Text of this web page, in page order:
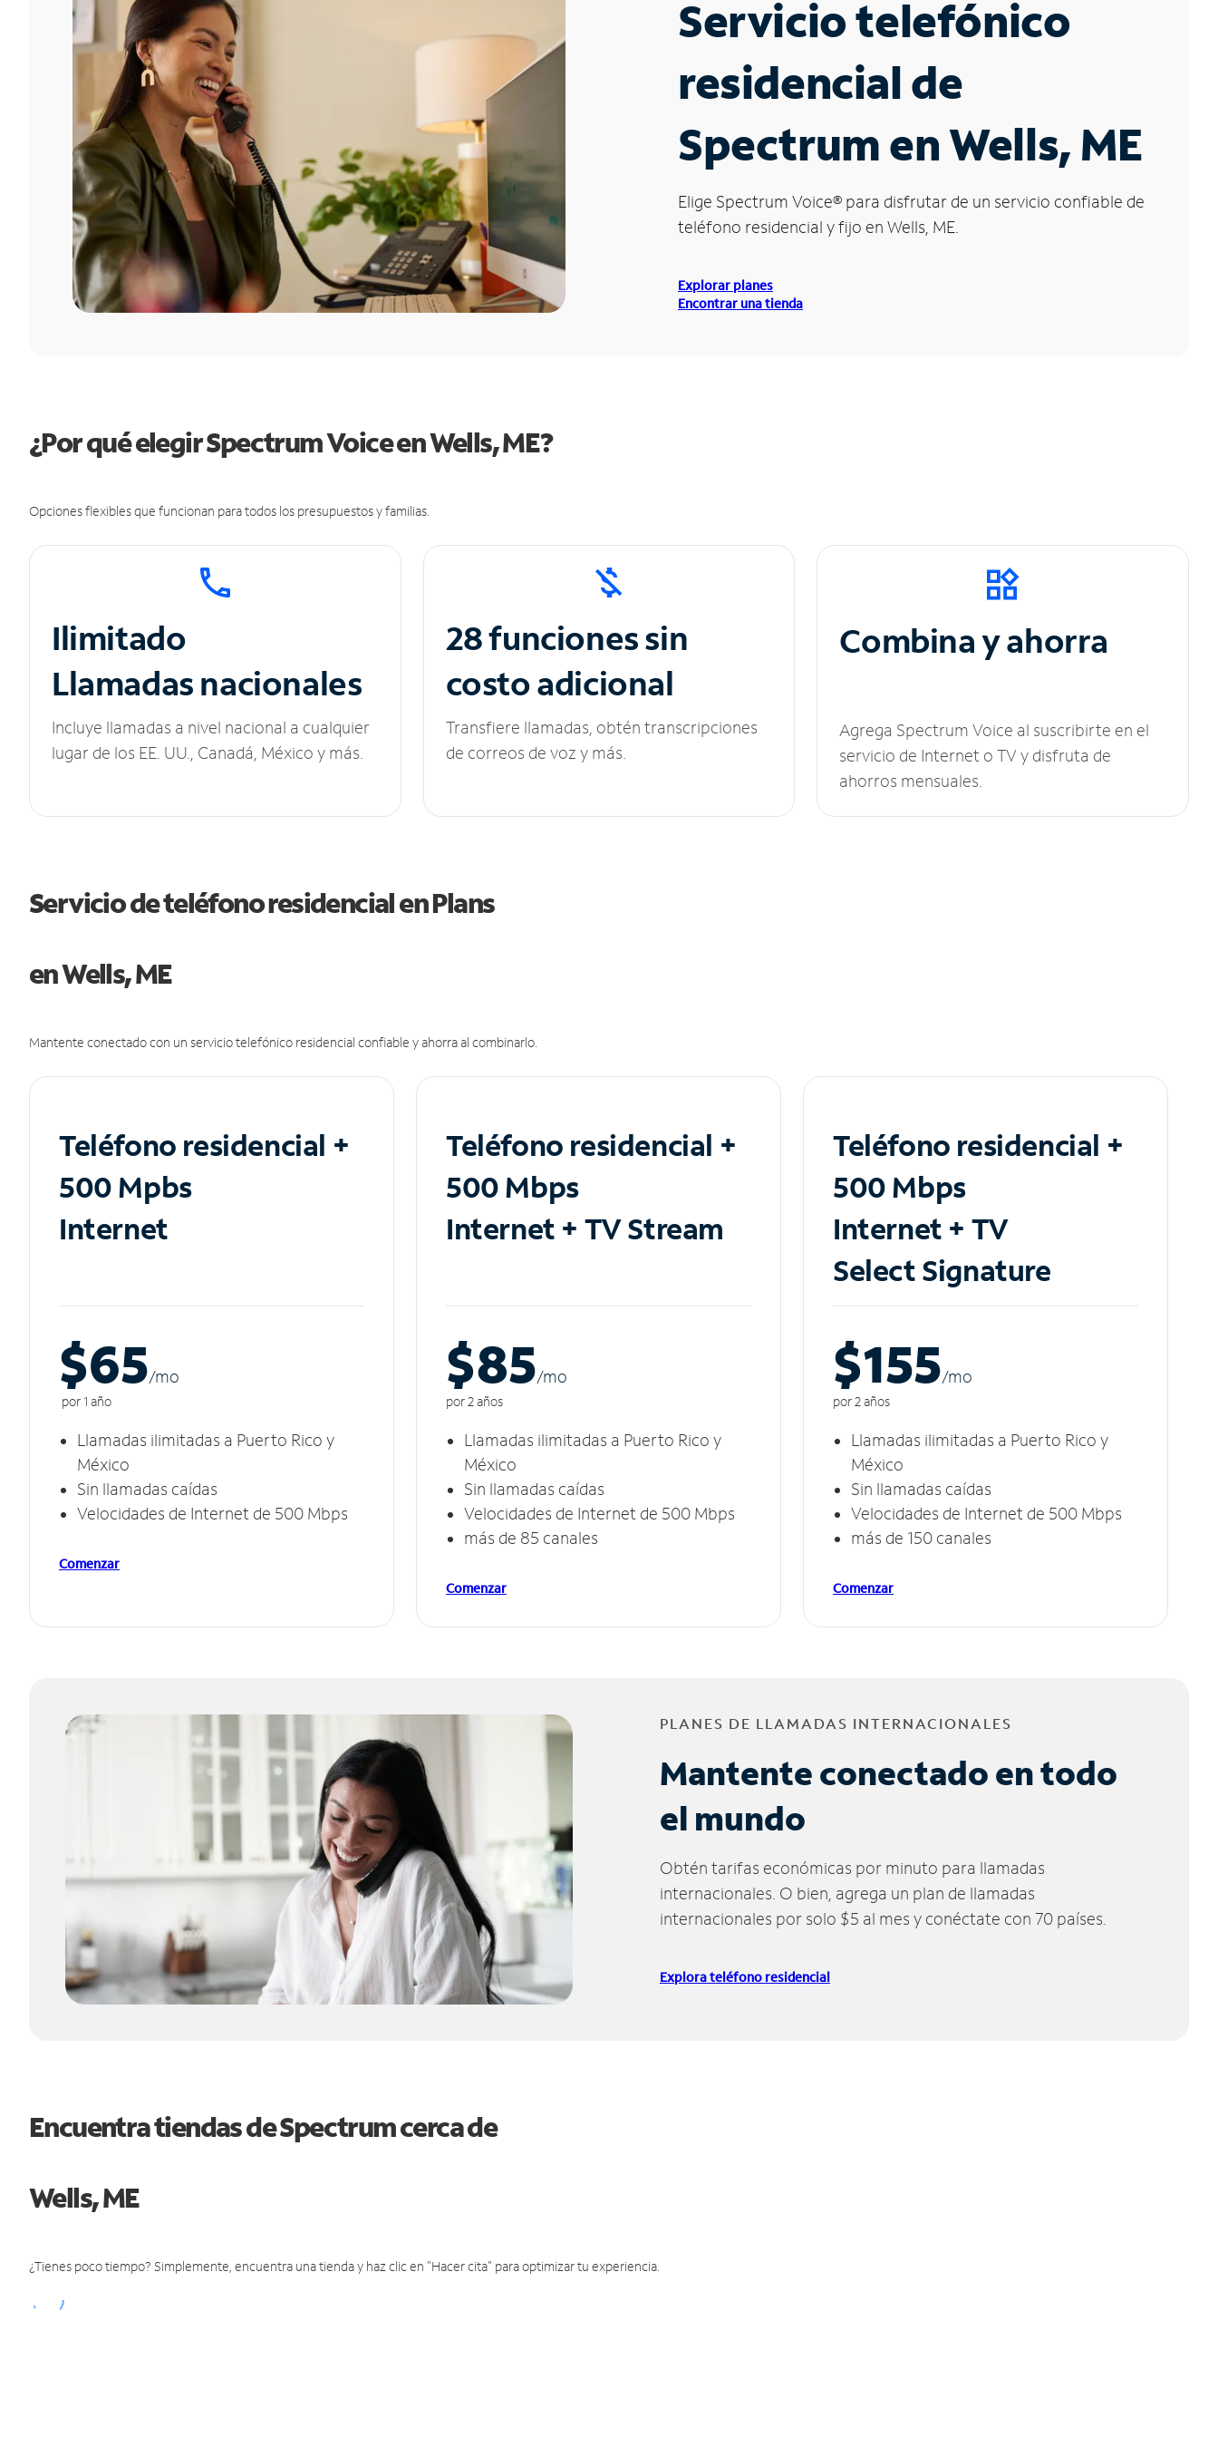
Servicio telefónico
residencial de
Spectrum en Wells, ME
Elige Spectrum Voice® para disfrutar de un servicio confiable de
teléfono residencial y fijo en Wells, ME.
Explorar planes
Encontrar una tienda
¿Por qué elegir Spectrum Voice en Wells, ME?
Opciones flexibles que funcionan para todos los presupuestos y familias.
Ilimitado
Llamadas nacionales
Incluye llamadas a nivel nacional a cualquier
lugar de los EE. UU., Canadá, México y más.
28 funciones sin
costo adicional
Transfiere llamadas, obtén transcripciones
de correos de voz y más.
Combina y ahorra
Agrega Spectrum Voice al suscribirte en el
servicio de Internet o TV y disfruta de
ahorros mensuales.
Servicio de teléfono residencial en Plans
en Wells, ME
Mantente conectado con un servicio telefónico residencial confiable y ahorra al combinarlo.
Teléfono residencial +
500 Mpbs
Internet
$65/mo
por 1 año
Llamadas ilimitadas a Puerto Rico y
México
Sin llamadas caídas
Velocidades de Internet de 500 Mbps
Comenzar
Teléfono residencial +
500 Mbps
Internet + TV Stream
$85/mo
por 2 años
Llamadas ilimitadas a Puerto Rico y
México
Sin llamadas caídas
Velocidades de Internet de 500 Mbps
más de 85 canales
Comenzar
Teléfono residencial +
500 Mbps
Internet + TV
Select Signature
$155/mo
por 2 años
Llamadas ilimitadas a Puerto Rico y
México
Sin llamadas caídas
Velocidades de Internet de 500 Mbps
más de 150 canales
Comenzar
PLANES DE LLAMADAS INTERNACIONALES
Mantente conectado en todo
el mundo
Obtén tarifas económicas por minuto para llamadas
internacionales. O bien, agrega un plan de llamadas
internacionales por solo $5 al mes y conéctate con 70 países.
Explora teléfono residencial
Encuentra tiendas de Spectrum cerca de
Wells, ME
¿Tienes poco tiempo? Simplemente, encuentra una tienda y haz clic en "Hacer cita" para optimizar tu experiencia.